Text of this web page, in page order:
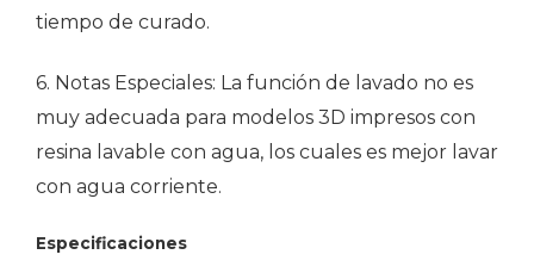
tiempo de curado.
6. Notas Especiales: La función de lavado no es
muy adecuada para modelos 3D impresos con
resina lavable con agua, los cuales es mejor lavar
con agua corriente.
Especificaciones